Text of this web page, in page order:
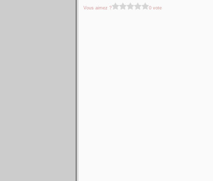
Vous aimez ? 0 vote